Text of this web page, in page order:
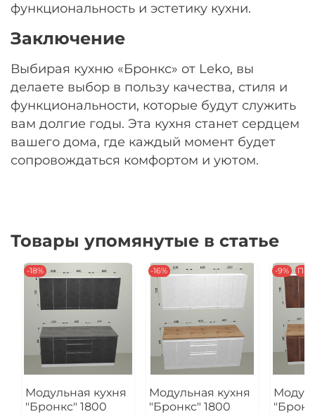
функциональность и эстетику кухни.
Заключение
Выбирая кухню «Бронкс» от Leko, вы
делаете выбор в пользу качества, стиля и
функциональности, которые будут служить
вам долгие годы. Эта кухня станет сердцем
вашего дома, где каждый момент будет
сопровождаться комфортом и уютом.
Товары упомянутые в статье
-18%
Модульная кухня
"Бронкс" 1800
-16%
Модульная кухня
"Бронкс" 1800
-9%